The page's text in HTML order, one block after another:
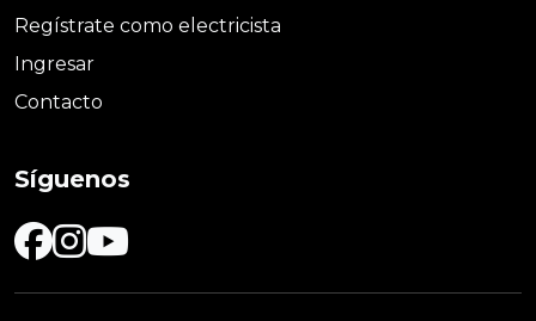
Regístrate como electricista
Ingresar
Contacto
Síguenos